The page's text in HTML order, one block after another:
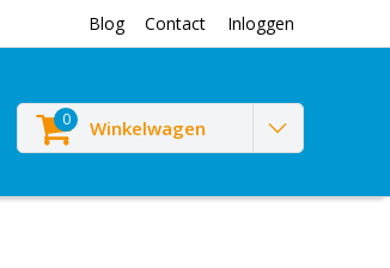
Blog Contact Inloggen
0 Winkelwagen